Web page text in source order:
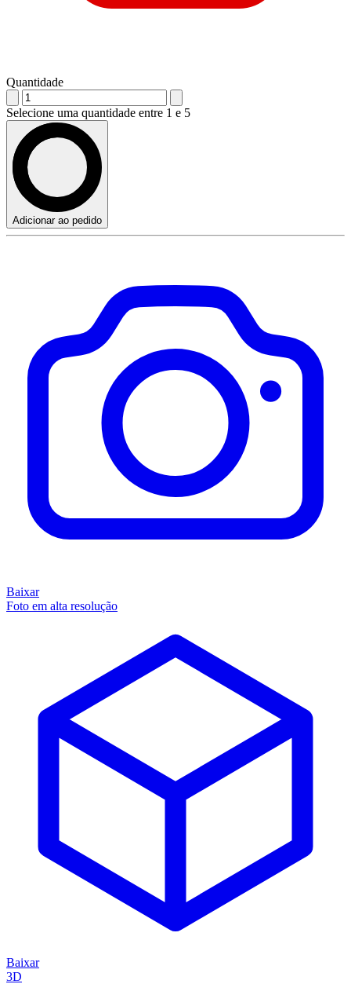
Quantidade
Selecione uma quantidade entre 1 e 5
Adicionar ao pedido
Baixar
Foto em alta resolução
Baixar
3D